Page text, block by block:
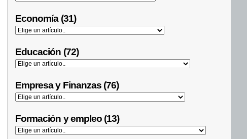
Economía (31)
Educación (72)
Empresa y Finanzas (76)
Formación y empleo (13)